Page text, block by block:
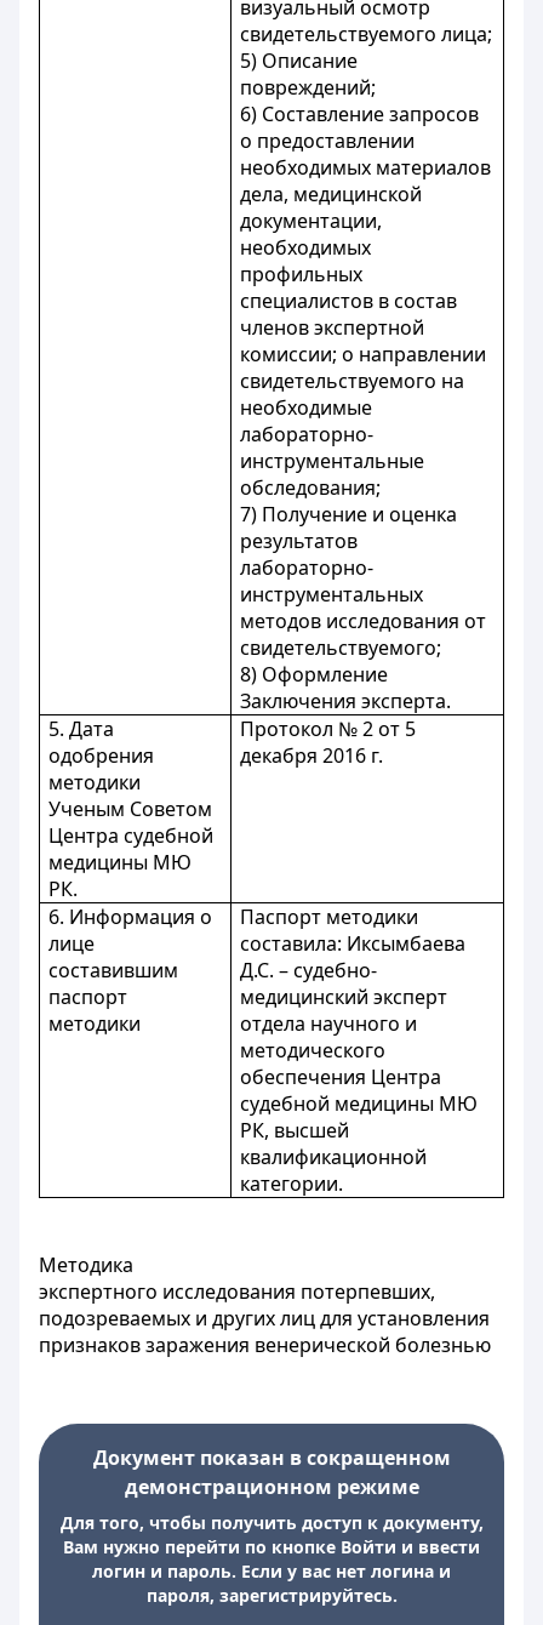
визуальный осмотр
свидетельствуемого лица;
5) Описание
повреждений;
6) Составление запросов
о предоставлении
необходимых материалов
дела, медицинской
документации,
необходимых
профильных
специалистов в состав
членов экспертной
комиссии; о направлении
свидетельствуемого на
необходимые
лабораторно-
инструментальные
обследования;
7) Получение и оценка
результатов
лабораторно-
инструментальных
методов исследования от
свидетельствуемого;
8) Оформление
Заключения эксперта.
5. Дата
одобрения
методики
Ученым Советом
Центра судебной
медицины МЮ
РК.
Протокол № 2 от 5
декабря 2016 г.
6. Информация о
лице
составившим
паспорт
методики
Паспорт методики
составила: Иксымбаева
Д.С. – судебно-
медицинский эксперт
отдела научного и
методического
обеспечения Центра
судебной медицины МЮ
РК, высшей
квалификационной
категории.
Методика
экспертного исследования потерпевших,
подозреваемых и других лиц для установления
признаков заражения венерической болезнью
Документ показан в сокращенном
демонстрационном режиме
Для того, чтобы получить доступ к документу,
Вам нужно перейти по кнопке Войти и ввести
логин и пароль. Если у вас нет логина и
пароля, зарегистрируйтесь.